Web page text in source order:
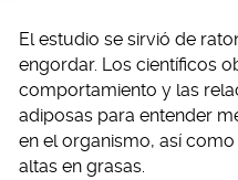
El estudio se sirvió de
engordar. Los científicos
comportamiento y las
adiposas para entender
en el organismo, así
altas en grasas.